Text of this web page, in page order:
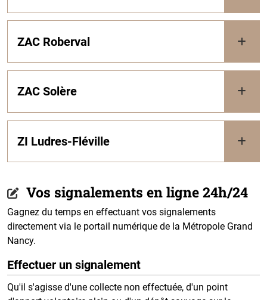
ZAC Roberval
ZAC Solère
ZI Ludres-Fléville
Vos signalements en ligne 24h/24
Gagnez du temps en effectuant vos signalements
directement via le portail numérique de la Métropole Grand
Nancy.
Effectuer un signalement
Qu'il s'agisse d'une collecte non effectuée, d'un point